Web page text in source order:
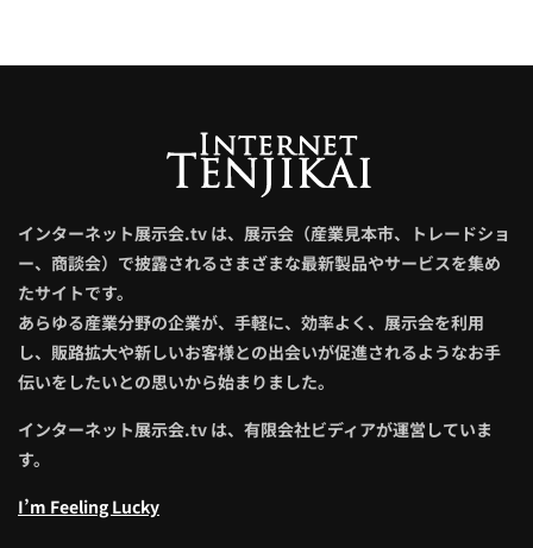
インターネット展示会.tv は、展示会（産業見本市、トレードショ
ー、商談会）で披露されるさまざまな最新製品やサービスを集め
たサイトです。
あらゆる産業分野の企業が、手軽に、効率よく、展示会を利用
し、販路拡大や新しいお客様との出会いが促進されるようなお手
伝いをしたいとの思いから始まりました。
インターネット展示会.tv は、有限会社ビディアが運営していま
す。
I’m Feeling Lucky